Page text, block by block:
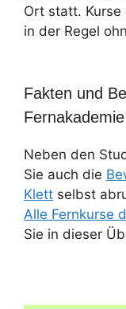
Ort statt.
in der Regel
Fakten und
Neben den
Sie auch die
Klett selbst
Alle Fernkurse
Sie in dieser